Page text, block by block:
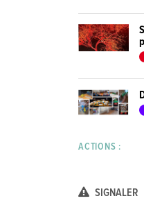
ACTIONS :
SIGNALER